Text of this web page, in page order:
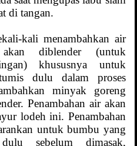
di tangan.
kali menambahkan air
diblender (untuk
khususnya untuk
dulu dalam proses
minyak goreng
Penambahan air akan
lodeh ini. Penambahan
untuk bumbu yang
sebelum dimasak,